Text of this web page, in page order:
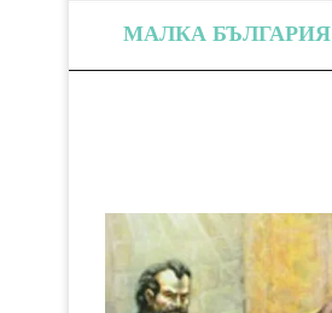
МАЛКА БЪЛГАРИЯ